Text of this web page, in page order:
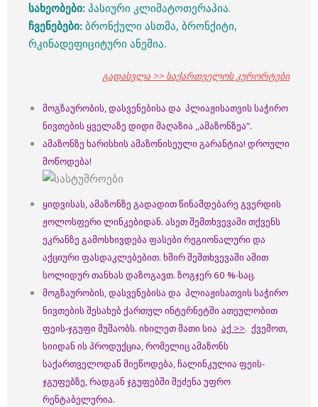
სახეობები: პასიური კლიმატოთერაპია.
ჩვენებები: ბრონქული ასთმა, ბრონქიტი,
რკინადეფიციტური ანემია.
გადასვლა >> საქართველოს კურორტები
მოგზაურობის, დასვენებისა და პლიაჟისათვის საჭირო
ნივთების ყველაზე დიდი მაღაზია ,,ამაზონზეა”.
ამაზონზე ხარისხის ამაზონისეული გარანტია! დროული
მოწოდება!
ყიდვისას, ამაზონზე გადადით წინამდებარე გვერდის
ჟოლოსფერი ლინკებიდან. ასეთ შემთხვევაში თქვენს
ეკრანზე გამოსხივდება ფასები რეგიონალური და
აქციური ფასდაკლებებით. ხშირ შემთხვევაში ამით
სოლიდურ თანხას დაზოგავთ. ზოგჯერ 60 %-საც.
მოგზაურობის, დასვენებისა და პლიაჟისათვის საჭირო
ნივთების შესახებ ქართულ ინტერნეტში ათეულობით
ფეის-ჯგუფი მუშაობს. იხილეთ მათი სია აქ >>. ქვემოთ,
სიიდან ის პროდუქცია, რომელიც ამაზონს
საქართველოდან მიეწოდება, ჩალინკულია ფეის-
ჯგუფებზე, რადგან ჯგუფებში შეძენა უფრო
რენტაბელურია.